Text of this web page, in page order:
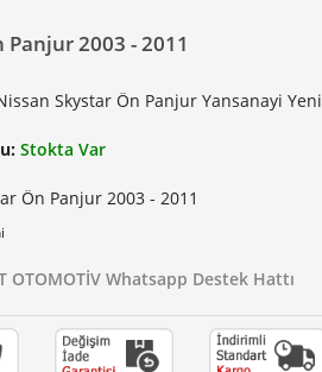
Panjur 2003 - 2011
Skystar Ön Panjur Yansanayi Yeni
Stokta Var
Ön Panjur 2003 - 2011
OTOMOTİV Whatsapp Destek Hattı